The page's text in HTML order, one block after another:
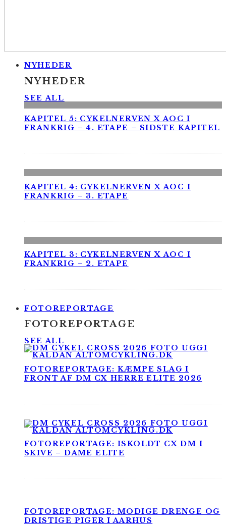
NYHEDER
NYHEDER
SEE ALL
KAPITEL 5: CYKELNERVEN X AOC I
FRANKRIG – 4. ETAPE – SIDSTE KAPITEL
KAPITEL 4: CYKELNERVEN X AOC I
FRANKRIG – 3. ETAPE
KAPITEL 3: CYKELNERVEN X AOC I
FRANKRIG – 2. ETAPE
FOTOREPORTAGE
FOTOREPORTAGE
SEE ALL
FOTOREPORTAGE: KÆMPE SLAG I
FRONT AF DM CX HERRE ELITE 2026
FOTOREPORTAGE: ISKOLDT CX DM I
SKIVE – DAME ELITE
FOTOREPORTAGE: MODIGE DRENGE OG
DRISTIGE PIGER I AARHUS